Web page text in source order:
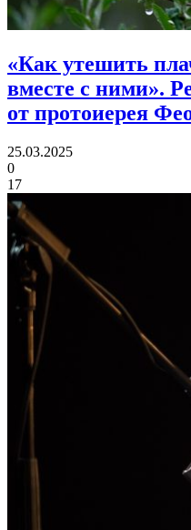
«Как утешить
вместе с ними».
от протоиерея
25.03.2025
0
17